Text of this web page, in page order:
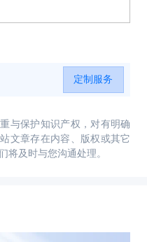
定制服务
与保护知识产权，对有明确
文章存在内容、版权或其它
及时与您沟通处理。